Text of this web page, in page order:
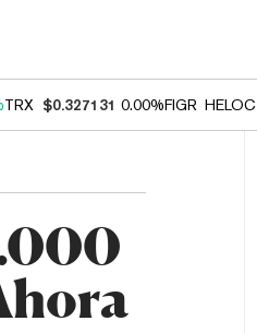
TRX $0.327131 0.00%FIGR_HELOC